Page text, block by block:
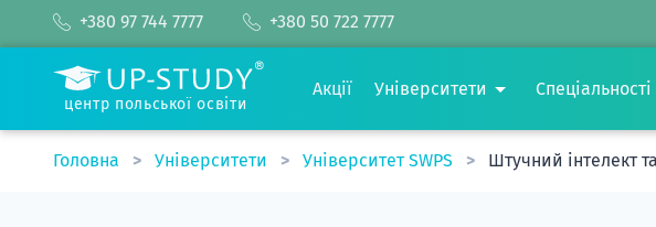
+380 97 744 7777 +380 50 722 7777
центр польської освіти
Акції Університети Спеціальності
Головна Університети Університет SWPS Штучний інтелект